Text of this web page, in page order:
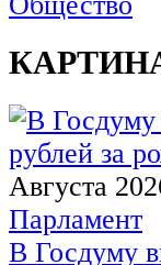
Августа
Парламент
В Госдуму